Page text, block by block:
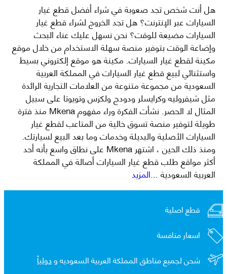
هل أنت شخص تجد صعوبة في شراء أفضل قطع غيار
السيارات عبر الإنترنت؟ هل تجد الخروج لشراء قطع غيار
السيارات مضيعة للوقت؟ نحن نسهل عليك عناء البحث
وإضاعة الوقت بتوفير منصة سهلة الاستخدام من خلال موقع
مكينة لقطع غيار السيارات. مكينة هو موقع إلكتروني بسيط
واستثنائي لبيع قطع غيار السيارات في المملكة العربية
السعودية من مجموعة متنوعة من العلامات التجارية الرائدة
مثل شيفروليه وكرايسلر ودودج ولكزس وتويوتا على سبيل
المثال لا الحصر. نشأت الفكرة وراء مفهوم Mkena منذ فترة
طويلة لتوفير منصة تسوق خالية من المتاعب لقطع غيار
السيارات الأصلية والبديلة وخدمات وما بعد البيع لسيارتك.
ومنذ ذلك الحين ، اشتهر Mkena على نطاق واسع بأنه أحد
أكثر مواقع طلب قطع غيار السيارات أصالة في المملكة
العربية السعودية...المزيد
قطع اصلية
اسعار منافسة
شحن لجميع مناطق المملكة العربية السعوديه ودولياً